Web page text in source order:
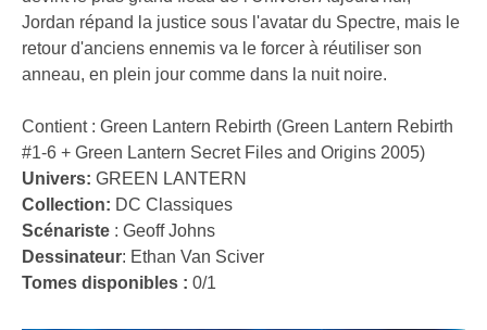
Jordan répand la justice sous l'avatar du Spectre, mais le
retour d'anciens ennemis va le forcer à réutiliser son
anneau, en plein jour comme dans la nuit noire.
Contient : Green Lantern Rebirth (Green Lantern Rebirth
#1-6 + Green Lantern Secret Files and Origins 2005)
Univers: GREEN LANTERN
Collection: DC Classiques
Scénariste : Geoff Johns
Dessinateur: Ethan Van Sciver
Tomes disponibles : 0/1